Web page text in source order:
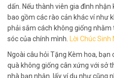
dấn. Nếu thành viên gia đình
bao gồm các rào cản khác ví như
phải sắm cách không giống
sóc của chính mình. Lời Chúc Sinh
Ngoài câu hỏi Tặng Kèm hoa,
quà không giống cân xứng với sở
nhà bạn nhận. lấy ví dụ như cũng